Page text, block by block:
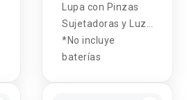
Lupa con Pinzas
Sujetadoras y Luz
LED TE-801
*No incluye
baterías